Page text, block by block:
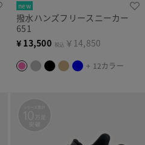
new
撥水ハンズフリースニーカー
651
¥ 13,500 税込 ￥14,850
+ 12カラー